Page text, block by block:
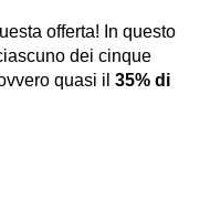
offerta! In questo
dei cinque
quasi il 35% di